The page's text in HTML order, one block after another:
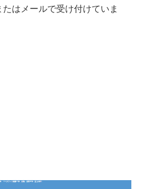
はメールで受け付けていま